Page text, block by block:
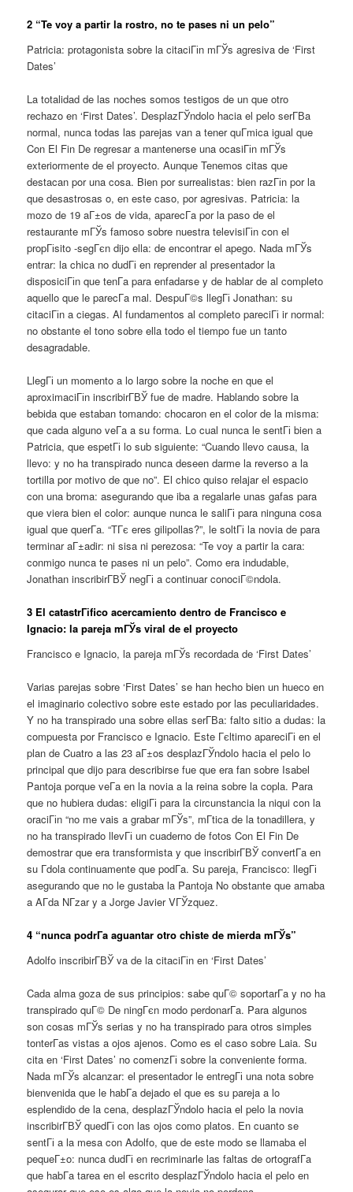
2 “Te voy a partir la rostro, no te pases ni un pelo”
Patricia: protagonista sobre la citaciГіn mГЎs agresiva de ‘First
Dates’
La totalidad de las noches somos testigos de un que otro
rechazo en ‘First Dates’. DesplazГЎndolo hacia el pelo serГ­В­a
normal, nunca todas las parejas van a tener quГ­mica igual que
Con El Fin De regresar a mantenerse una ocasiГіn mГЎs
exteriormente de el proyecto. Aunque Tenemos citas que
destacan por una cosa. Bien por surrealistas: bien razГіn por la
que desastrosas o, en este caso, por agresivas. Patricia: la
mozo de 19 aГ±os de vida, aparecГ­a por la paso de el
restaurante mГЎs famoso sobre nuestra televisiГіn con el
propГіsito -segГєn dijo ella: de encontrar el apego. Nada mГЎs
entrar: la chica no dudГі en reprender al presentador la
disposiciГіn que tenГ­a para enfadarse y de hablar de al completo
aquello que le parecГ­a mal. DespuГ©s llegГі Jonathan: su
citaciГіn a ciegas. Al fundamentos al completo pareciГі ir normal:
no obstante el tono sobre ella todo el tiempo fue un tanto
desagradable.
LlegГі un momento a lo largo sobre la noche en que el
aproximaciГіn inscribirГ­ВЎ fue de madre. Hablando sobre la
bebida que estaban tomando: chocaron en el color de la misma:
que cada alguno veГ­a a su forma. Lo cual nunca le sentГі bien a
Patricia, que espetГі lo sub siguiente: “Cuando llevo causa, la
llevo: y no ha transpirado nunca deseen darme la reverso a la
tortilla por motivo de que no”. El chico quiso relajar el espacio
con una broma: asegurando que iba a regalarle unas gafas para
que viera bien el color: aunque nunca le saliГі para ninguna cosa
igual que querГ­a. “TГє eres gilipollas?”, le soltГі la novia de para
terminar aГ±adir: ni sisa ni perezosa: “Te voy a partir la cara:
conmigo nunca te pases ni un pelo”. Como era indudable,
Jonathan inscribirГ­ВЎ negГі a continuar conociГ©ndola.
3 El catastrГіfico acercamiento dentro de Francisco e
Ignacio: la pareja mГЎs viral de el proyecto
Francisco e Ignacio, la pareja mГЎs recordada de ‘First Dates’
Varias parejas sobre ‘First Dates’ se han hecho bien un hueco en
el imaginario colectivo sobre este estado por las peculiaridades.
Y no ha transpirado una sobre ellas serГ­В­a: falto sitio a dudas: la
compuesta por Francisco e Ignacio. Este Гєltimo apareciГі en el
plan de Cuatro a las 23 aГ±os desplazГЎndolo hacia el pelo lo
principal que dijo para describirse fue que era fan sobre Isabel
Pantoja porque veГ­a en la novia a la reina sobre la copla. Para
que no hubiera dudas: eligiГі para la circunstancia la niqui con la
oraciГіn “no me vais a grabar mГЎs”, mГ­tica de la tonadillera, y
no ha transpirado llevГі un cuaderno de fotos Con El Fin De
demostrar que era transformista y que inscribirГ­ВЎ convertГ­a en
su Г­dola continuamente que podГ­a. Su pareja, Francisco: llegГі
asegurando que no le gustaba la Pantoja No obstante que amaba
a AГ­da NГ­zar y a Jorge Javier VГЎzquez.
4 “nunca podrГ­a aguantar otro chiste de mierda mГЎs”
Adolfo inscribirГ­ВЎ va de la citaciГіn en ‘First Dates’
Cada alma goza de sus principios: sabe quГ© soportarГ­a y no ha
transpirado quГ© De ningГєn modo perdonarГ­a. Para algunos
son cosas mГЎs serias y no ha transpirado para otros simples
tonterГ­as vistas a ojos ajenos. Como es el caso sobre Laia. Su
cita en ‘First Dates’ no comenzГі sobre la conveniente forma.
Nada mГЎs alcanzar: el presentador le entregГі una nota sobre
bienvenida que le habГ­a dejado el que es su pareja a lo
esplendido de la cena, desplazГЎndolo hacia el pelo la novia
inscribirГ­ВЎ quedГі con las ojos como platos. En cuanto se
sentГі a la mesa con Adolfo, que de este modo se llamaba el
pequeГ±o: nunca dudГі en recriminarle las faltas de ortografГ­a
que habГ­a tarea en el escrito desplazГЎndolo hacia el pelo en